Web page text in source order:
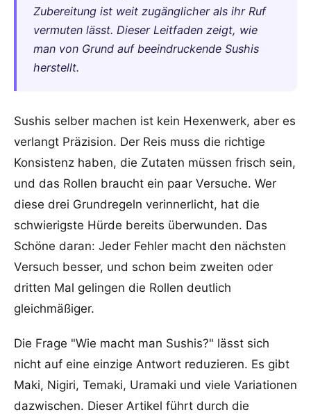
Zubereitung ist weit zugänglicher als ihr Ruf
vermuten lässt. Dieser Leitfaden zeigt, wie
man von Grund auf beeindruckende Sushis
herstellt.
Sushis selber machen ist kein Hexenwerk, aber es
verlangt Präzision. Der Reis muss die richtige
Konsistenz haben, die Zutaten müssen frisch sein,
und das Rollen braucht ein paar Versuche. Wer
diese drei Grundregeln verinnerlicht, hat die
schwierigste Hürde bereits überwunden. Das
Schöne daran: Jeder Fehler macht den nächsten
Versuch besser, und schon beim zweiten oder
dritten Mal gelingen die Rollen deutlich
gleichmäßiger.
Die Frage "Wie macht man Sushis?" lässt sich
nicht auf eine einzige Antwort reduzieren. Es gibt
Maki, Nigiri, Temaki, Uramaki und viele Variationen
dazwischen. Dieser Artikel führt durch die